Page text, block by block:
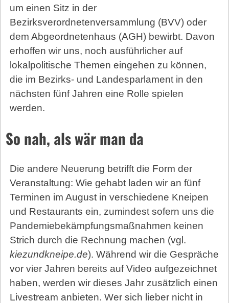
um einen Sitz in der
Bezirksverordnetenversammlung (BVV) oder
dem Abgeordnetenhaus (AGH) bewirbt. Davon
erhoffen wir uns, noch ausführlicher auf
lokalpolitische Themen eingehen zu können,
die im Bezirks- und Landesparlament in den
nächsten fünf Jahren eine Rolle spielen
werden.
So nah, als wär man da
Die andere Neuerung betrifft die Form der
Veranstaltung: Wie gehabt laden wir an fünf
Terminen im August in verschiedene Kneipen
und Restaurants ein, zumindest sofern uns die
Pandemiebekämpfungsmaßnahmen keinen
Strich durch die Rechnung machen (vgl. ­
kiezundkneipe.de). Während wir die Gespräche
vor vier Jahren bereits auf Video aufgezeichnet
haben, werden wir dieses Jahr zusätzlich einen
Livestream anbieten. Wer sich lieber nicht in